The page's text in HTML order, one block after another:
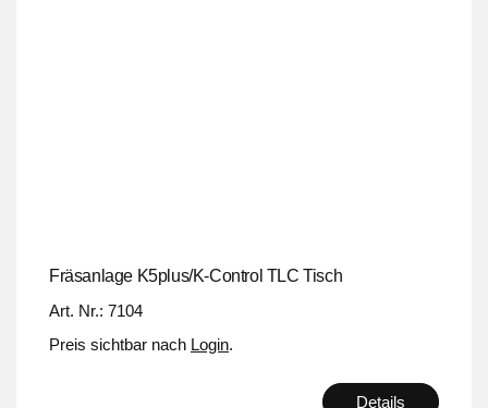
Fräsanlage K5plus/K-Control TLC Tisch
Art. Nr.: 7104
Preis sichtbar nach Login.
Details